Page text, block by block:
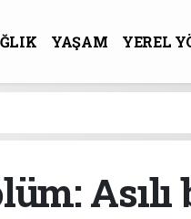
YAŞAM
YEREL